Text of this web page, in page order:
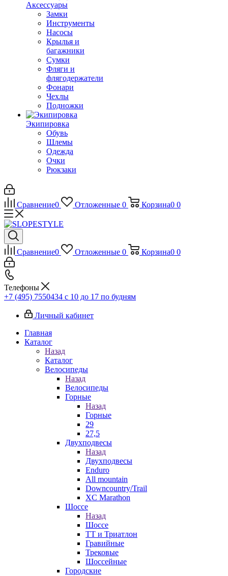
Аксессуары
Замки
Инструменты
Насосы
Крылья и
багажники
Сумки
Фляги и
флягодержатели
Фонари
Чехлы
Подножки
Экипировка
Обувь
Шлемы
Одежда
Очки
Рюкзаки
Сравнение0 Отложенные 0 Корзина0 0
Сравнение0 Отложенные 0 Корзина0 0
Телефоны
+7 (495) 7550434 с 10 до 17 по будням
Личный кабинет
Главная
Каталог
Назад
Каталог
Велосипеды
Назад
Велосипеды
Горные
Назад
Горные
29
27,5
Двухподвесы
Назад
Двухподвесы
Enduro
All mountain
Downcountry/Trail
XC Marathon
Шоссе
Назад
Шоссе
ТТ и Триатлон
Гравийные
Трековые
Шоссейные
Городские